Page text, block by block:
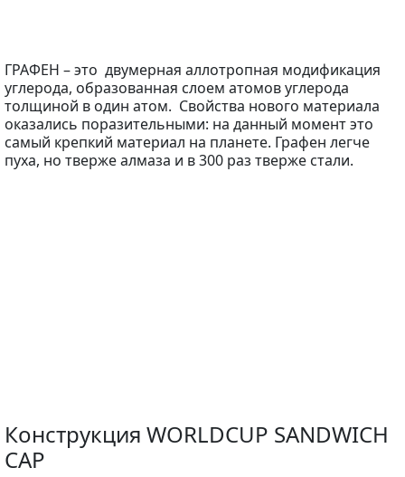
ГРАФЕН – это двумерная аллотропная модификация
углерода, образованная слоем атомов углерода
толщиной в один атом. Свойства нового материала
оказались поразительными: на данный момент это
самый крепкий материал на планете. Графен легче
пуха, но тверже алмаза и в 300 раз тверже стали.
Конструкция WORLDCUP SANDWICH
CAP